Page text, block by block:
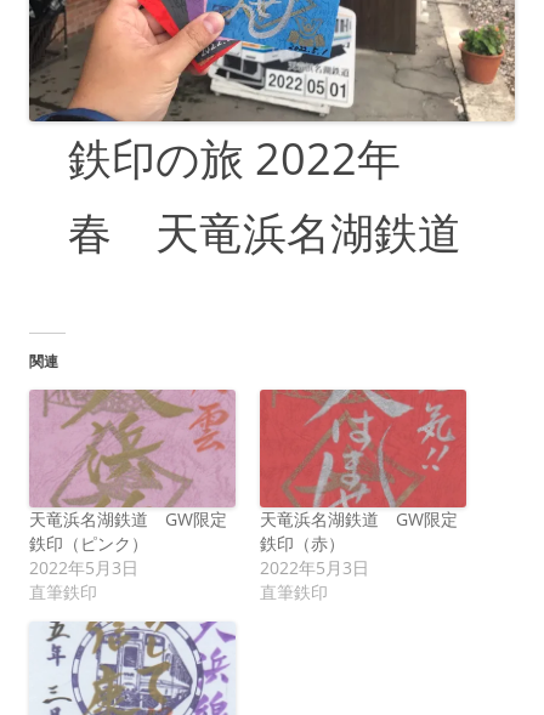
鉄印の旅 2022年
春 天竜浜名湖鉄道
関連
天竜浜名湖鉄道 GW限定
鉄印（ピンク）
2022年5月3日
直筆鉄印
天竜浜名湖鉄道 GW限定
鉄印（赤）
2022年5月3日
直筆鉄印